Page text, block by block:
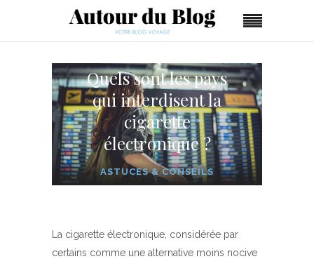
Quels sont les pays
qui interdisent la
cigarette
électronique ?
ASTUCES & CONSEILS
La cigarette électronique, considérée par
certains comme une alternative moins nocive